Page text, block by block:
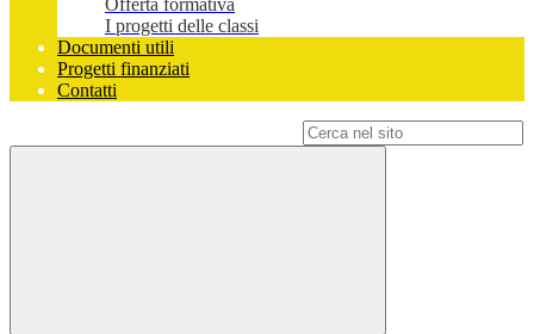
Offerta formativa
I progetti delle classi
Documenti utili
Progetti finanziati
Contatti